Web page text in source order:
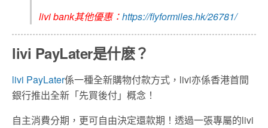
livi bank其他優惠：https://flyformiles.hk/26781/
livi PayLater是什麽？
livi PayLater係一種全新購物付款方式，livi亦係香港首間
銀行推出全新「先買後付」概念！
自主消費分期，更可自由決定還款期！透過一張專屬的livi